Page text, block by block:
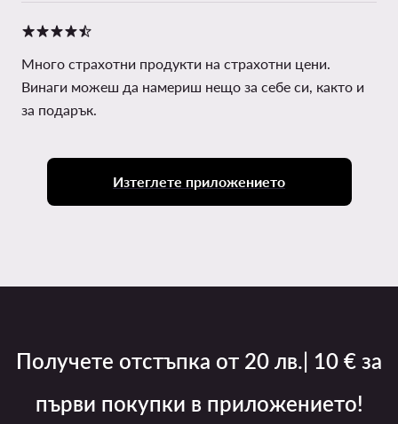
Много страхотни продукти на страхотни цени.
Винаги можеш да намериш нещо за себе си, както и
за подарък.
Изтеглете приложението
Получете отстъпка от 20 лв.| 10 € за
първи покупки в приложението!